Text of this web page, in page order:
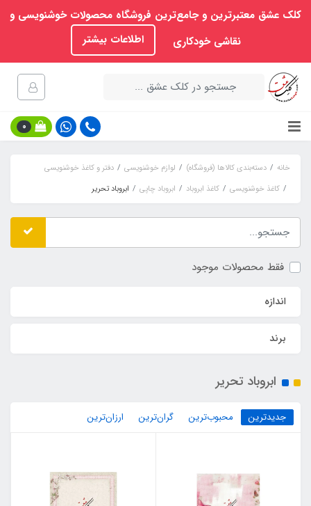
کلک عشق معتبرترین و جامع‌ترین فروشگاه محصولات خوشنویسی و
نقاشی خودکاری
اطلاعات بیشتر
0
خانه دسته‌بندی کالاها (فروشگاه) لوازم خوشنویسی
دفتر و کاغذ خوشنویسی
کاغذ خوشنویسی
کاغذ ابروباد ابروباد چاپی ابروباد تحریر
فقط محصولات موجود
اندازه
برند
ابروباد تحریر
جدیدترین محبوب‌ترین گران‌ترین ارزان‌ترین